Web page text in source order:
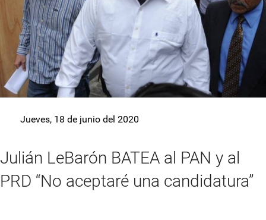
Jueves, 18 de junio del 2020
Julián LeBarón BATEA al PAN y al
PRD “No aceptaré una candidatura”